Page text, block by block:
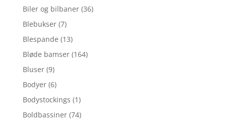
Biler og bilbaner (36)
Blebukser (7)
Blespande (13)
Bløde bamser (164)
Bluser (9)
Bodyer (6)
Bodystockings (1)
Boldbassiner (74)